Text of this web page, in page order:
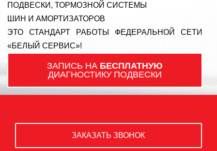
ПОДВЕСКИ, ТОРМОЗНОЙ СИСТЕМЫ
ШИН И АМОРТИЗАТОРОВ
ЭТО СТАНДАРТ РАБОТЫ ФЕДЕРАЛЬНОЙ СЕТИ
«БЕЛЫЙ СЕРВИС»!
ЗАПИСЬ НА БЕСПЛАТНУЮ
ДИАГНОСТИКУ ПОДВЕСКИ
ЗАКАЗАТЬ ЗВОНОК